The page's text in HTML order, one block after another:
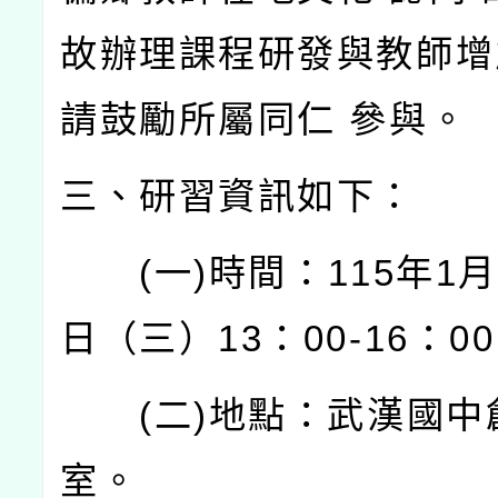
故辦理課程研發與教師
請鼓勵所屬同仁 參與。
三、研習資訊如下：
(一) 時間： 115年1月
日（三） 13 ： 00-16 ： 00
(二)地點：武漢國中
室。